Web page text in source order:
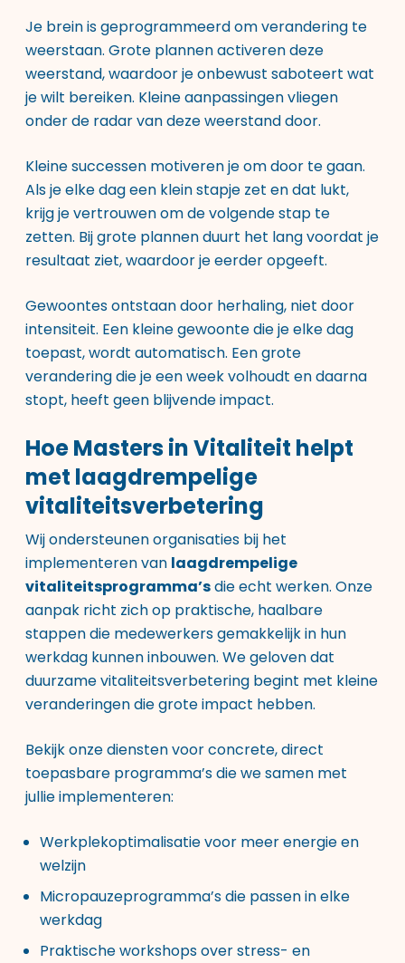
Je brein is geprogrammeerd om verandering te
weerstaan. Grote plannen activeren deze
weerstand, waardoor je onbewust saboteert wat
je wilt bereiken. Kleine aanpassingen vliegen
onder de radar van deze weerstand door.
Kleine successen motiveren je om door te gaan.
Als je elke dag een klein stapje zet en dat lukt,
krijg je vertrouwen om de volgende stap te
zetten. Bij grote plannen duurt het lang voordat je
resultaat ziet, waardoor je eerder opgeeft.
Gewoontes ontstaan door herhaling, niet door
intensiteit. Een kleine gewoonte die je elke dag
toepast, wordt automatisch. Een grote
verandering die je een week volhoudt en daarna
stopt, heeft geen blijvende impact.
Hoe Masters in Vitaliteit helpt
met laagdrempelige
vitaliteitsverbetering
Wij ondersteunen organisaties bij het
implementeren van laagdrempelige
vitaliteitsprogramma’sdie echt werken. Onze
aanpak richt zich op praktische, haalbare
stappen die medewerkers gemakkelijk in hun
werkdag kunnen inbouwen. We geloven dat
duurzame vitaliteitsverbetering begint met kleine
veranderingen die grote impact hebben.
Bekijkonze dienstenvoor concrete, direct
toepasbare programma’s die we samen met
jullie implementeren:
Werkplekoptimalisatie voor meer energie en
welzijn
Micropauzeprogramma’s die passen in elke
werkdag
Praktische workshops over stress- en